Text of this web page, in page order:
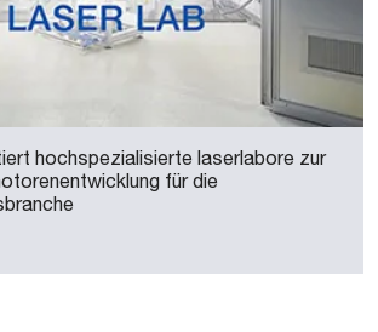
hochspezialisierte laserlabore zur
für die